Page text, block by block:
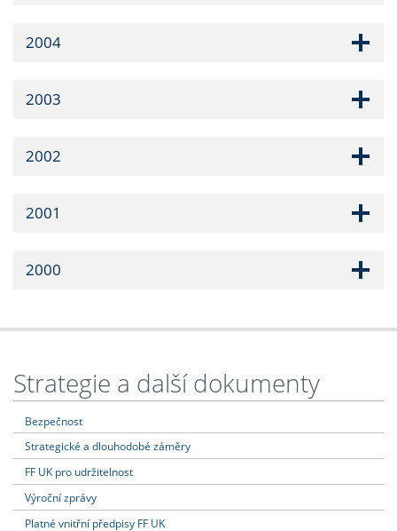
2004
2003
2002
2001
2000
Strategie a další dokumenty
Bezpečnost
Strategické a dlouhodobé záměry
FF UK pro udržitelnost
Výroční zprávy
Platné vnitřní předpisy FF UK